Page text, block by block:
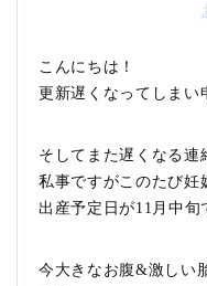
こんにちは！
更新遅くなってしまい
そしてまた遅くなる連
私事ですがこのたび妊
出産予定日が11月中旬
今大きなお腹&激しい